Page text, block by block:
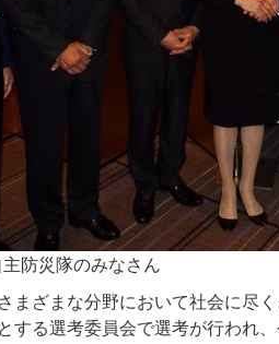
防災隊のみなさん
まざまな分野において社会に尽
する選考委員会で選考が行われ